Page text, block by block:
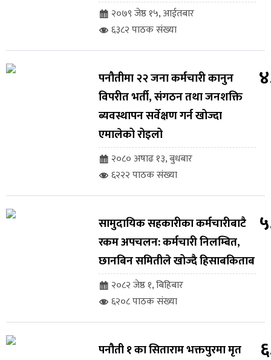
२०७९ जेष्ठ १५, आईतबार
६३८२ पाठक संख्या
पनौतीमा २२ जना कर्मचारी कानुन
विपरीत भर्ती, संगठन तथा जनशक्ति
ब्यवस्थापन सर्वेक्षण गर्न खोज्दा
एमालेको रोइलो
२०८० अषाढ १३, बुधबार
६२२२ पाठक संख्या
सामुदायिक सहकारीका कर्मचारीबाटै
रकम अपचलन: कर्मचारी निलम्बित,
छानबिन समितीले खोज्दै हिसाबकिताब
२०८२ जेष्ठ १, बिहिबार
६२०८ पाठक संख्या
पनौती १ का सिताराम भक्तपुरमा मृत